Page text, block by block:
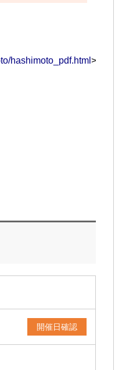
hashimoto_pdf.html >
開催日確認